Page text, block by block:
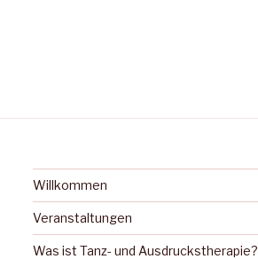
Willkommen
Veranstaltungen
Was ist Tanz- und Ausdruckstherapie?